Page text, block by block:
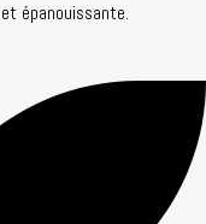
épanouissante.